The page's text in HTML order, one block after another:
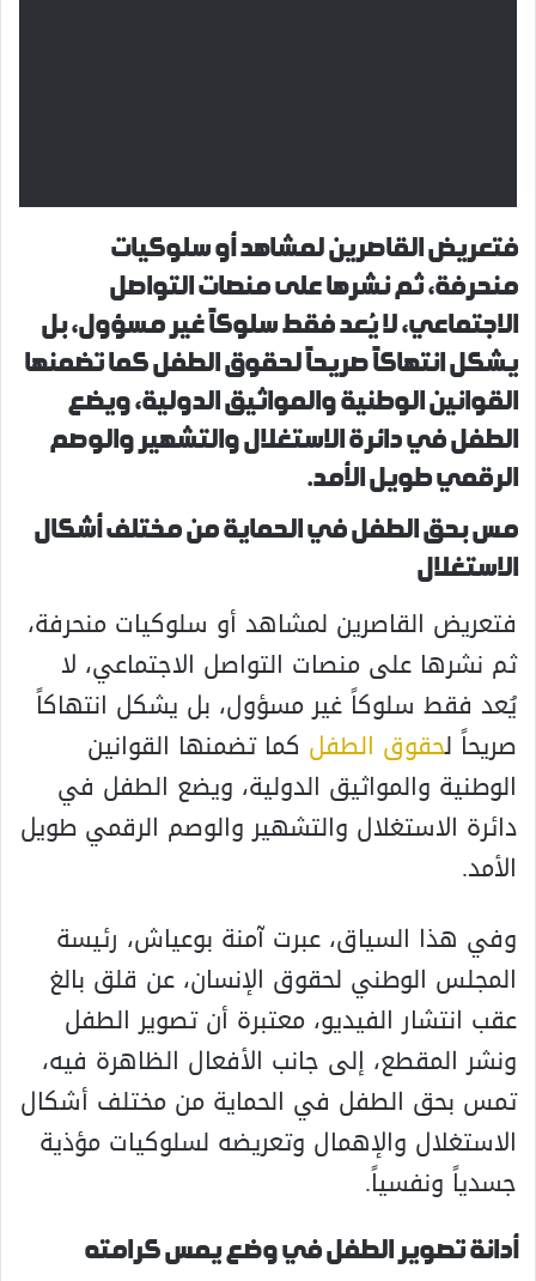
فتعريض القاصرين لمشاهد أو سلوكيات
منحرفة، ثم نشرها على منصات التواصل
الاجتماعي، لا يُعد فقط سلوكاً غير مسؤول، بل
يشكل انتهاكاً صريحاً لحقوق الطفل كما تضمنها
القوانين الوطنية والمواثيق الدولية، ويضع
الطفل في دائرة الاستغلال والتشهير والوصم
الرقمي طويل الأمد.
مس بحق الطفل في الحماية من مختلف أشكال
الاستغلال
فتعريض القاصرين لمشاهد أو سلوكيات منحرفة،
ثم نشرها على منصات التواصل الاجتماعي، لا
يُعد فقط سلوكاً غير مسؤول، بل يشكل انتهاكاً
صريحاً لحقوق الطفل كما تضمنها القوانين
الوطنية والمواثيق الدولية، ويضع الطفل في
دائرة الاستغلال والتشهير والوصم الرقمي طويل
الأمد.
وفي هذا السياق، عبرت آمنة بوعياش، رئيسة
المجلس الوطني لحقوق الإنسان، عن قلق بالغ
عقب انتشار الفيديو، معتبرة أن تصوير الطفل
ونشر المقطع، إلى جانب الأفعال الظاهرة فيه،
تمس بحق الطفل في الحماية من مختلف أشكال
الاستغلال والإهمال وتعريضه لسلوكيات مؤذية
جسدياً ونفسياً.
أدانة تصوير الطفل في وضع يمس كرامته